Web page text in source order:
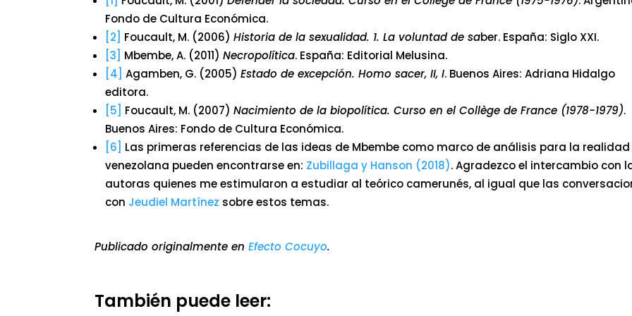
Fondo de Cultura Económica.
[2]
Foucault, M. (2006)Historia de la sexualidad. 1. La voluntad de saber. España: Siglo XXI.
[3]
Mbembe, A. (2011)Necropolítica. España: Editorial Melusina.
[4] Agamben, G. (2005)Estado de excepción. Homo sacer, II, I. Buenos Aires: Adriana Hidalgo
editora.
[5]
Foucault, M. (2007)Nacimiento de la biopolítica. Curso en el Collège de France (1978-1979).
Buenos Aires: Fondo de Cultura Económica.
[6]
Las primeras referencias de las ideas de Mbembe como marco de análisis para la realidad
venezolana pueden encontrarse en: Zubillaga y Hanson (2018). Agradezco el intercambio con
autoras quienes me estimularon a estudiar al teórico camerunés, al igual que las
con Jeudiel Martínez sobre estos temas.
Publicado originalmente enEfecto Cocuyo.
También puede leer: